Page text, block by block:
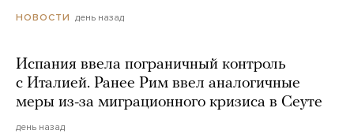
НОВОСТИ день назад
Испания ввела пограничный контроль
с Италией. Ранее Рим ввел аналогичные
меры из-за миграционного кризиса в Сеуте
день назад